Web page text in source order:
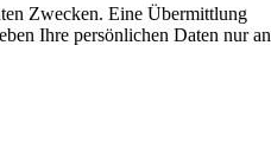
Zwecken. Eine Übermittlung
Ihre persönlichen Daten nur an